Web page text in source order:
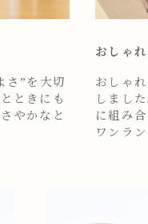
さ”を大切
ときにも
やかなと
おしゃ
おしゃ
しまし
に組み
ワンラ